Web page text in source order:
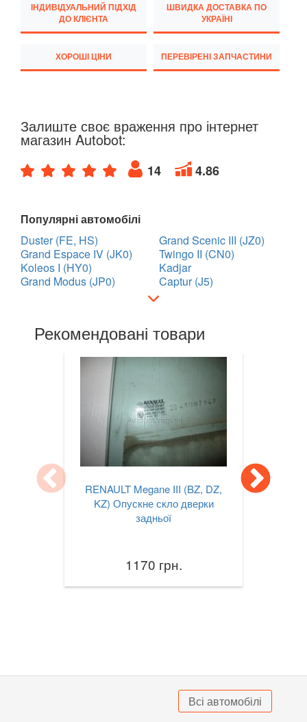
ІНДИВІДУАЛЬНИЙ ПІДХІД
ДО КЛІЄНТА
ШВИДКА ДОСТАВКА ПО
УКРАЇНІ
ХОРОШІ ЦІНИ ПЕРЕВІРЕНІ ЗАПЧАСТИНИ
Залиште своє враження про інтернет
магазин Autobot:
14 4.86
Популярні автомобілі
Duster (FE, HS)
Grand Espace IV (JK0)
Koleos I (HY0)
Grand Modus (JP0)
Grand Scenic III (JZ0)
Twingo II (CN0)
Kadjar
Captur (J5)
Рекомендовані товари
RENAULT Megane III (BZ, DZ,
KZ) Опускне скло дверки
задньої
1170 грн.
Всі автомобілі